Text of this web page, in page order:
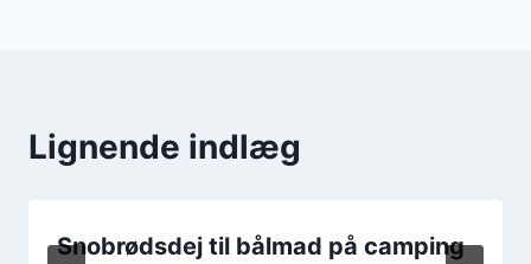
Lignende indlæg
Snobrødsdej til bålmad på camping